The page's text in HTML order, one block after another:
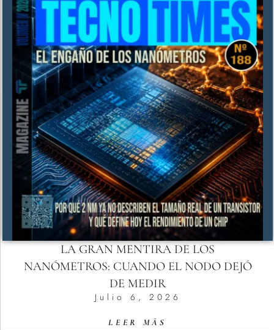
LA GRAN MENTIRA DE LOS
NANÓMETROS: CUANDO EL NODO DEJÓ
DE MEDIR
Julio 6, 2026
LEER MÁS